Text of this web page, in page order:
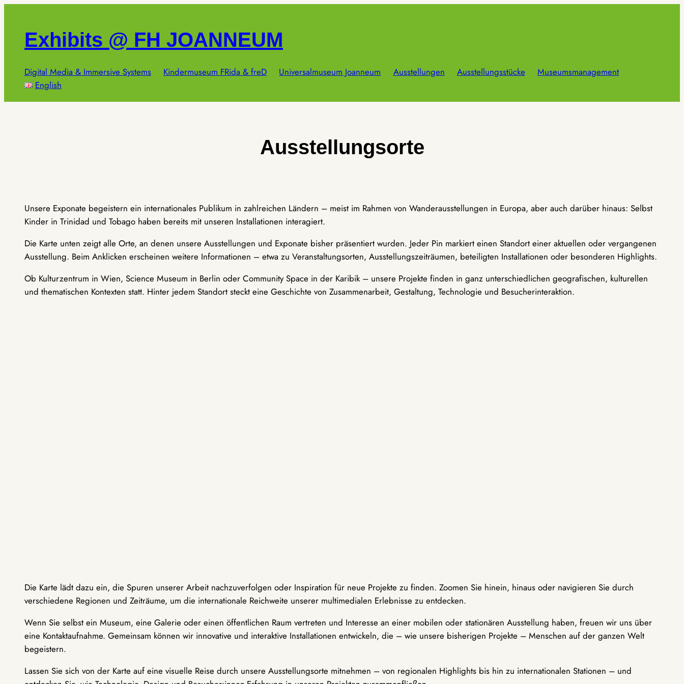
springenExhibits @ FH JOANNEUM
Digital Media & Immersive Systems Kindermuseum FRida & freD Universalmuseum Joanneum Ausstellungen Ausstellungsstücke
Museumsmanagement
English
Ausstellungsorte
Unsere Exponate begeistern ein internationales Publikum in zahlreichen Ländern – meist im Rahmen von Wanderausstellungen in Europa, aber auch darüber hinaus: Selbst
Kinder in Trinidad und Tobago haben bereits mit unseren Installationen interagiert.
Die Karte unten zeigt alle Orte, an denen unsere Ausstellungen und Exponate bisher präsentiert wurden. Jeder Pin markiert einen Standort einer aktuellen oder vergangenen
Ausstellung. Beim Anklicken erscheinen weitere Informationen – etwa zu Veranstaltungsorten, Ausstellungszeiträumen, beteiligten Installationen oder besonderen Highlights.
Ob Kulturzentrum in Wien, Science Museum in Berlin oder Community Space in der Karibik – unsere Projekte finden in ganz unterschiedlichen geografischen, kulturellen
und thematischen Kontexten statt. Hinter jedem Standort steckt eine Geschichte von Zusammenarbeit, Gestaltung, Technologie und Besucherinteraktion.
Die Karte lädt dazu ein, die Spuren unserer Arbeit nachzuverfolgen oder Inspiration für neue Projekte zu finden. Zoomen Sie hinein, hinaus oder navigieren Sie durch
verschiedene Regionen und Zeiträume, um die internationale Reichweite unserer multimedialen Erlebnisse zu entdecken.
Wenn Sie selbst ein Museum, eine Galerie oder einen öffentlichen Raum vertreten und Interesse an einer mobilen oder stationären Ausstellung haben, freuen wir uns über
eine Kontaktaufnahme. Gemeinsam können wir innovative und interaktive Installationen entwickeln, die – wie unsere bisherigen Projekte – Menschen auf der ganzen Welt
begeistern.
Lassen Sie sich von der Karte auf eine visuelle Reise durch unsere Ausstellungsorte mitnehmen – von regionalen Highlights bis hin zu internationalen Stationen – und